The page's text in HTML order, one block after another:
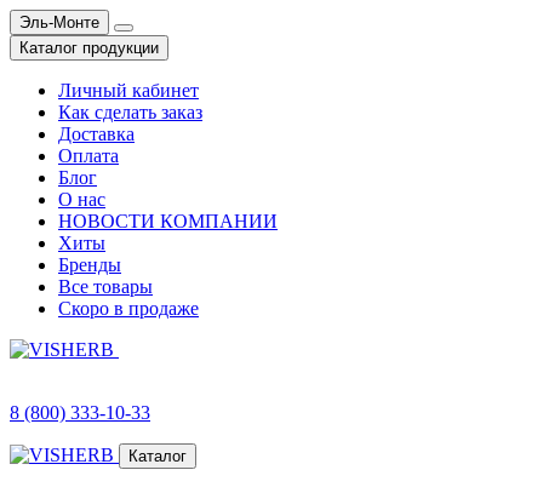
Эль-Монте
Каталог продукции
Личный кабинет
Как сделать заказ
Доставка
Оплата
Блог
О нас
НОВОСТИ КОМПАНИИ
Хиты
Бренды
Все товары
Скоро в продаже
8 (800) 333-10-33
Каталог